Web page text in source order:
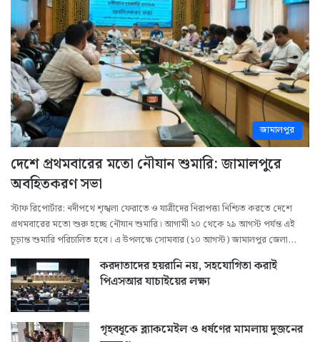
জামালপুর
দেশে প্রথমবারের মতো নৌযান শুমারি: জামালপুরে
অবহিতকরণ সভা
স্টাফ রিপোর্টার: নদীপথে শৃঙ্খলা ফেরাতে ও যাত্রীদের নিরাপত্তা নিশ্চিত করতে দেশে
প্রথমবারের মতো শুরু হচ্ছে নৌযান শুমারি। আগামী ২০ থেকে ২৯ আগস্ট পর্যন্ত এই
চূড়ান্ত শুমারি পরিচালিত হবে। এ উপলক্ষে সোমবার (১০ আগস্ট) জামালপুর জেলা…
করদাতাদের হয়রানি নয়, সহযোগিতা করাই
পিএসআর যাচাইয়ের লক্ষ্য
গৃহবধূকে ব্ল্যাকমেইল ও ধর্ষণের মামলায় দুজনের